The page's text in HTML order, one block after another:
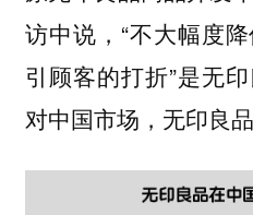
访中说，“不大幅度
引顾客的打折”是无
对中国市场，无印良